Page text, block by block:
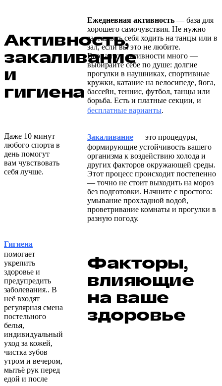
Активность,
закаливание
и
гигиена
Ежедневная активность — база для
хорошего самочувствия. Не нужно
заставлять себя ходить на танцы или в
зал, если вы это не любите.
Вариантов активности много —
выбирайте себе по душе: долгие
прогулки в наушниках, спортивные
кружки, катание на велосипеде, йога,
бассейн, теннис, футбол, танцы или
борьба. Есть и платные секции, и
бесплатные варианты.
Даже 10 минут
любого спорта в
день помогут
вам чувствовать
себя лучше.
Закаливание — это процедуры,
формирующие устойчивость вашего
организма к воздействию холода и
других факторов окружающей среды.
Этот процесс происходит постепенно
— точно не стоит выходить на мороз
без подготовки. Начните с простого:
умывание прохладной водой,
проветривание комнаты и прогулки в
разную погоду.
Гигиена
помогает
укрепить
здоровье и
предупредить
заболевания.. В
неё входят
регулярная смена
постельного
белья,
индивидуальный
уход за кожей,
чистка зубов
утром и вечером,
мытьё рук перед
едой и после
Факторы,
влияющие
на ваше
здоровье